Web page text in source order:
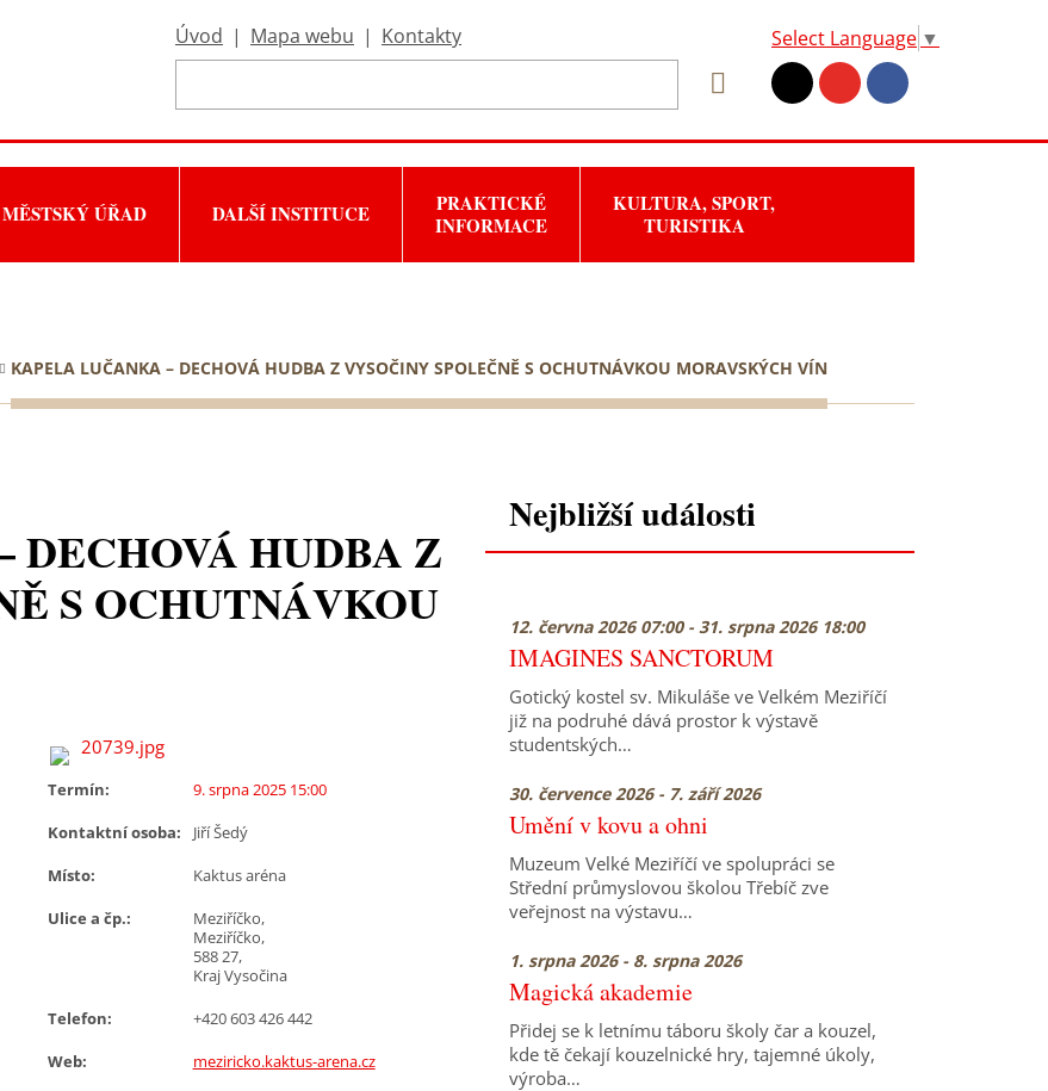
Úvod | Mapa webu | Kontakty Select Language ▼
MĚSTSKÝ ÚŘAD DALŠÍ INSTITUCE
PRAKTICKÉ
INFORMACE
KULTURA, SPORT,
TURISTIKA
KAPELA LUČANKA – DECHOVÁ HUDBA Z VYSOČINY SPOLEČNĚ S OCHUTNÁVKOU MORAVSKÝCH VÍN
HUDBA Z
S OCHUTNÁVKOU
Termín:
9. srpna 2025 15:00
Kontaktní osoba:
Jiří Šedý
Místo:
Kaktus aréna
Ulice a čp.:
Meziříčko,
Meziříčko,
588 27,
Kraj Vysočina
Telefon:
+420 603 426 442
Web:
meziricko.kaktus-arena.cz
Nejbližší události
12. června 2026 07:00 - 31. srpna 2026 18:00
IMAGINES SANCTORUM
Gotický kostel sv. Mikuláše ve Velkém Meziříčí
již na podruhé dává prostor k výstavě
studentských…
30. července 2026 - 7. září 2026
Umění v kovu a ohni
Muzeum Velké Meziříčí ve spolupráci se
Střední průmyslovou školou Třebíč zve
veřejnost na výstavu…
1. srpna 2026 - 8. srpna 2026
Magická akademie
Přidej se k letnímu táboru školy čar a kouzel,
kde tě čekají kouzelnické hry, tajemné úkoly,
výroba…